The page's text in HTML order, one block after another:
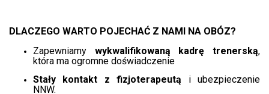
DLACZEGO WARTO POJECHAĆ Z NAMI NA OBÓZ?
Zapewniamy wykwalifikowaną kadrę trenerską,
która ma ogromne doświadczenie
Stały kontakt z fizjoterapeutą i ubezpieczenie
NNW.